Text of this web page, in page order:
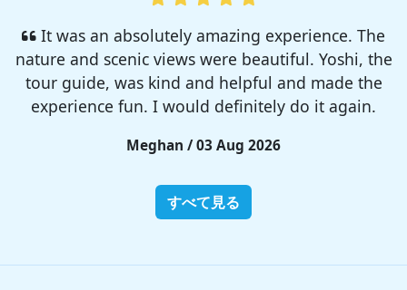
I enjoyed so much! I rented a tent from TSC,
That was strong and big enough. The camp site
was so nice but you need to bring bug spray for
sure!!
Rieko / 28 Jul 2026
すべて見る